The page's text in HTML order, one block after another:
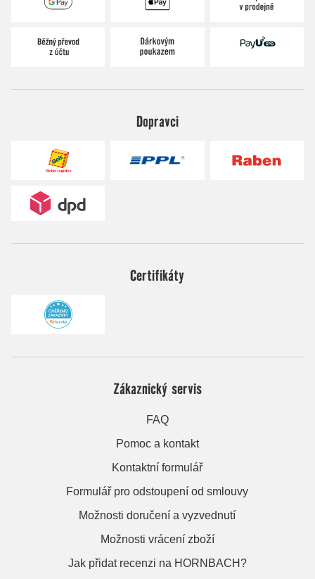
Dopravci
Certifikáty
Zákaznický servis
FAQ
Pomoc a kontakt
Kontaktní formulář
Formulář pro odstoupení od smlouvy
Možnosti doručení a vyzvednutí
Možnosti vrácení zboží
Jak přidat recenzi na HORNBACH?